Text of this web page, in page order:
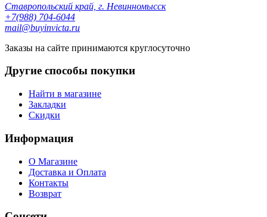
Ставропольский край, г. Невинномысск
+7(988) 704-6044
mail@buyinvicta.ru
Заказы на сайте принимаются круглосуточно
Другие способы покупки
Найти в магазине
Закладки
Скидки
Информация
О Магазине
Доставка и Оплата
Контакты
Возврат